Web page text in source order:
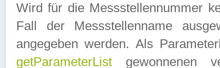
Wird für die Messstellennummer
Fall der Messstellenname
angegeben werden. Als
getParameterList gewonnenen